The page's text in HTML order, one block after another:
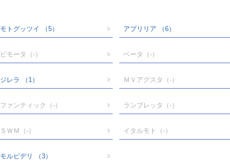
モトグッツイ （5） アプリリア （6）
ビモータ （-） ベータ （-）
ジレラ （1） ＭＶアグスタ （-）
ファンティック （-） ランブレッタ （-）
ＳＷＭ （-） イタルモト （-）
モルビデリ （3）